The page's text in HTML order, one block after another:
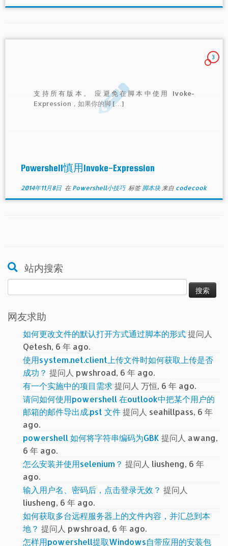
3
支持所有版本。 应避免在脚本中使用 Ivoke-
Expression，如果你的脚 […]
Powershell慎用Invoke-Expression
2014年11月8日在 Powershell小技巧 标签脚本块 来自 codecook
站内搜索
索：
网友求助
如何更改文件的默认打开方式通过脚本的形式提问人
Qetesh, 6 年 ago.
使用system.net.client上传文件时如何获取上传是否
成功？ 提问人 pwshroad, 6 年 ago.
有一个实施中的项目需求提问人 万恒, 6 年 ago.
请问如何使用powershell 在outlook中把某个用户的
邮箱的邮件导出成.pst 文件提问人 seahillpass, 6 年
ago.
powershell 如何将字符串编码为GBK 提问人 awang,
6 年 ago.
怎么安装并使用selenium？ 提问人 liusheng, 6 年
ago.
输入用户名、密码后，点击登录无效？ 提问人
liusheng, 6 年 ago.
如何获取多台远程服务器上的文件内容，并汇总到本
地？ 提问人 pwshroad, 6 年 ago.
怎样用powershell提取Windows自带应用的安装包